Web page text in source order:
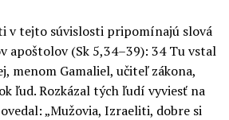
v tejto súvislosti pripomínajú slová
apoštolov (Sk 5,34–39): 34 Tu vstal
menom Gamaliel, učiteľ zákona,
ľud. Rozkázal tých ľudí vyviesť na
„Mužovia, Izraeliti, dobre si